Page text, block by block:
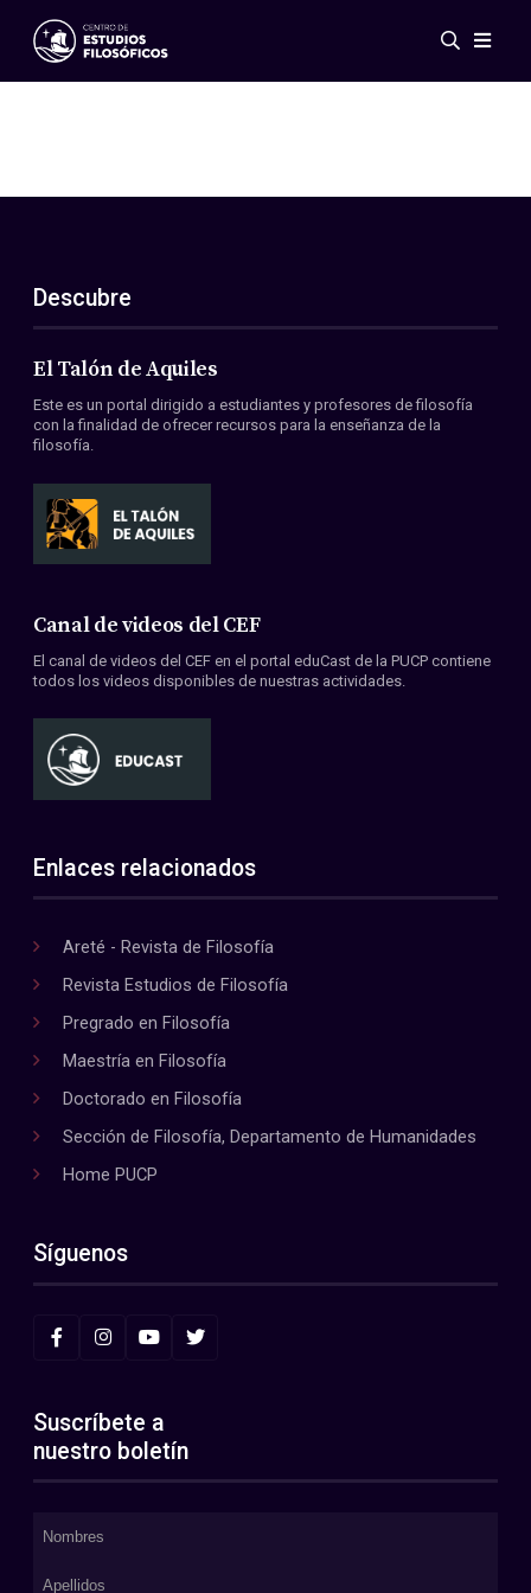
Eventos
ES
EN
Acerca de nosotros
Miembros
Convenios
Descubre
El Talón de Aquiles
Este es un portal dirigido a estudiantes y profesores de filosofía
con la finalidad de ofrecer recursos para la enseñanza de la
filosofía.
Canal de videos del CEF
El canal de videos del CEF en el portal eduCast de la PUCP contiene
todos los videos disponibles de nuestras actividades.
Enlaces relacionados
Areté - Revista de Filosofía
Revista Estudios de Filosofía
Pregrado en Filosofía
Maestría en Filosofía
Doctorado en Filosofía
Sección de Filosofía, Departamento de Humanidades
Home PUCP
Síguenos
Suscríbete a
nuestro boletín